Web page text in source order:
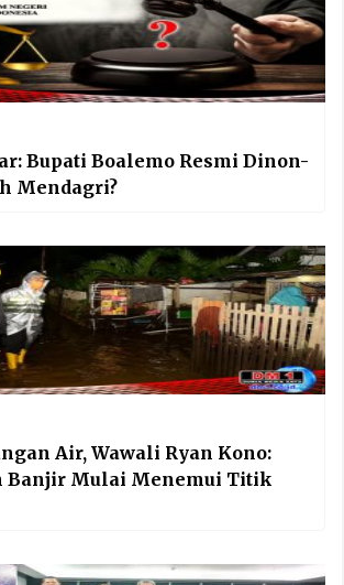
Bupati Boalemo Resmi Dinon-
Mendagri?
Air, Wawali Ryan Kono:
Banjir Mulai Menemui Titik